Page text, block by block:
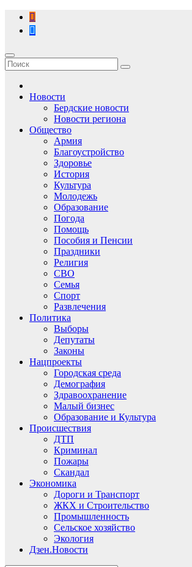
Перейти
содержимому
Новости
Бердские новости
Новости региона
Общество
Армия
Благоустройство
Здоровье
История
Культура
Молодежь
Образование
Погода
Помощь
Пособия и Пенсии
Праздники
Религия
СВО
Семья
Спорт
Развлечения
Политика
Выборы
Депутаты
Законы
Нацпроекты
Городская среда
Демография
Здравоохранение
Малый бизнес
Образование и Культура
Происшествия
ДТП
Криминал
Пожары
Скандал
Экономика
Дороги и Транспорт
ЖКХ и Строительство
Промышленность
Сельское хозяйство
Экология
Дзен.Новости